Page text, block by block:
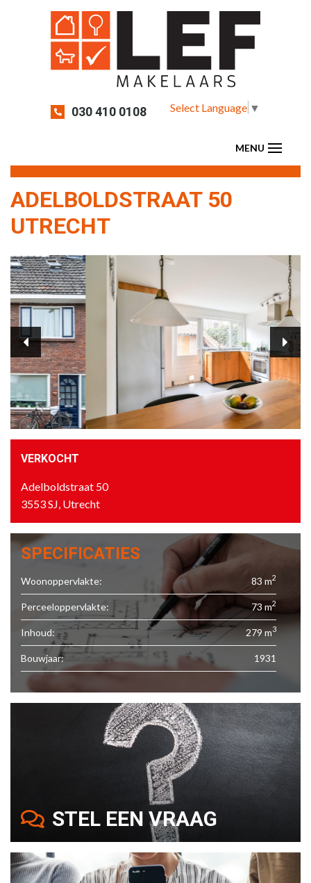
030 410 0108 Select Language ▼
ADELBOLDSTRAAT 50
UTRECHT
VERKOCHT
Adelboldstraat 50
3553 SJ, Utrecht
SPECIFICATIES
Woonoppervlakte: 83 m2
Perceeloppervlakte: 73 m2
Inhoud: 279 m3
Bouwjaar: 1931
STEL EEN VRAAG